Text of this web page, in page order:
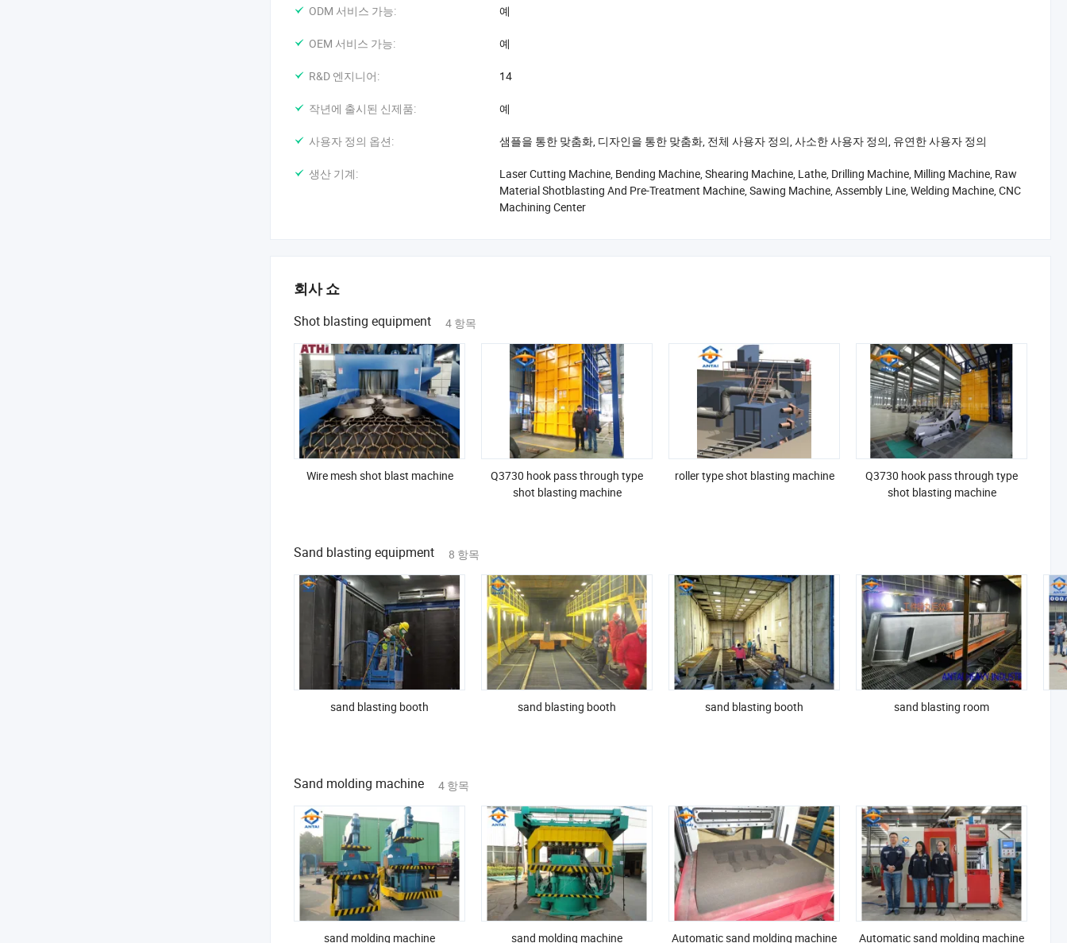
ODM 서비스 가능: 예
OEM 서비스 가능: 예
R&D 엔지니어: 14
작년에 출시된 신제품: 예
사용자 정의 옵션: 샘플을 통한 맞춤화, 디자인을 통한 맞춤화, 전체 사용자 정의, 사소한 사용자 정의, 유연한 사용자 정의
생산 기계:
Laser Cutting Machine, Bending Machine, Shearing Machine, Lathe, Drilling Machine, Milling Machine, Raw
Material Shotblasting And Pre-Treatment Machine, Sawing Machine, Assembly Line, Welding Machine, CNC
Machining Center
회사 쇼
Shot blasting equipment 4 항목
Wire mesh shot blast machine
Q3730 hook pass through type
shot blasting machine
roller type shot blasting machine
Q3730 hook pass through type
shot blasting machine
Sand blasting equipment 8 항목
sand blasting booth sand blasting booth sand blasting booth sand blasting room
Sand molding machine 4 항목
sand molding machine sand molding machine Automatic sand molding machine Automatic sand molding machine